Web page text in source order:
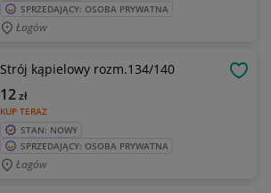
SPRZEDAJĄCY: OSOBA PRYWATNA
Łagów
Strój kąpielowy rozm.134/140
KUP TERAZ
12zł
STAN: NOWY
SPRZEDAJĄCY: OSOBA PRYWATNA
Łagów